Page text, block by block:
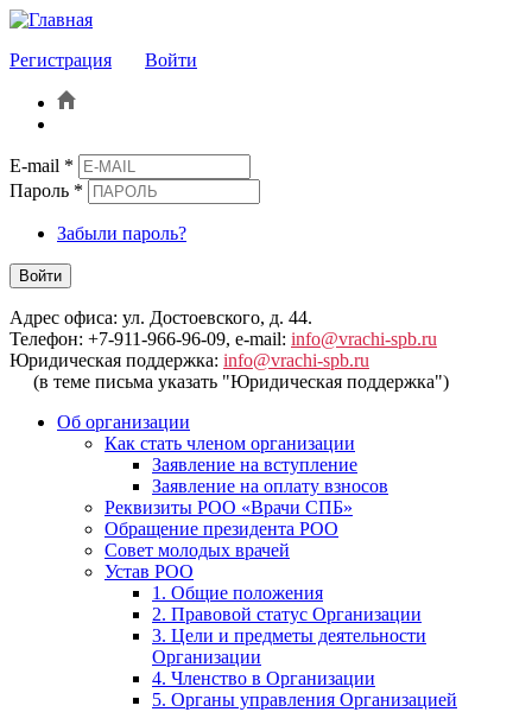
Регистрация Войти
E-mail *
Пароль *
Забыли пароль?
Войти
Адрес офиса: ул. Достоевского, д. 44.
Телефон: +7-911-966-96-09, e-mail: info@vrachi-spb.ru
Юридическая поддержка: info@vrachi-spb.ru
(в теме письма указать "Юридическая поддержка")
Об организации
Как стать членом организации
Заявление на вступление
Заявление на оплату взносов
Реквизиты РОО «Врачи СПБ»
Обращение президента РОО
Совет молодых врачей
Устав РОО
1. Общие положения
2. Правовой статус Организации
3. Цели и предметы деятельности
Организации
4. Членство в Организации
5. Органы управления Организацией